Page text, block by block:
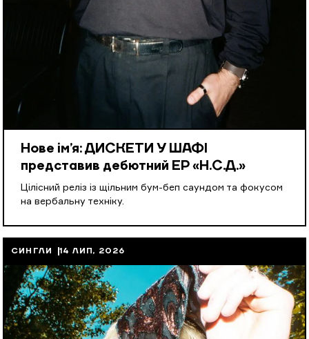
Нове ім’я: ДИСКЕТИ У ШАФІ
представив дебютний EP «Н.С.Д.»
Цілісний реліз із щільним бум-беп саундом та фокусом
на вербальну техніку.
СИНГЛИ 14 ЛИП, 2026